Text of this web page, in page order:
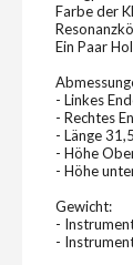
Farbe der
Ein Paar
- Linkes
- Rechtes
- Länge
- Höhe
- Höhe
Gewicht:
-
-